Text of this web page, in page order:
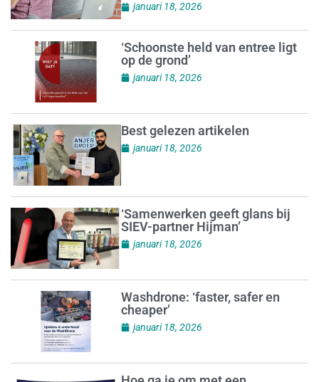
januari 18, 2026
‘Schoonste held van entree ligt
op de grond’
januari 18, 2026
Best gelezen artikelen
januari 18, 2026
‘Samenwerken geeft glans bij
SIEV-partner Hijman’
januari 18, 2026
Washdrone: ‘faster, safer en
cheaper’
januari 18, 2026